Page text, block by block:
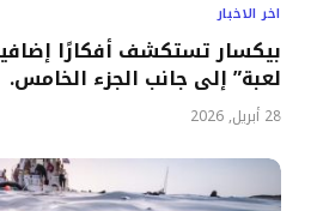
اخر الاخبار
بيكسار تستكشف أفكارًا
لعبة” إلى جانب الجزء الخامس.
28 أبريل, 2026